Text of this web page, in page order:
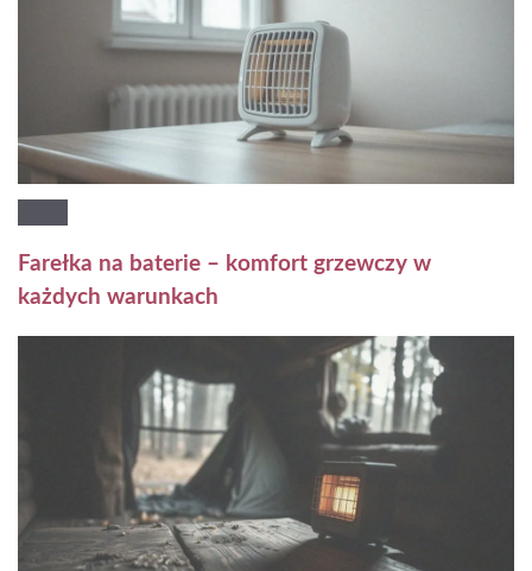
Farełka na baterie – komfort grzewczy w
każdych warunkach